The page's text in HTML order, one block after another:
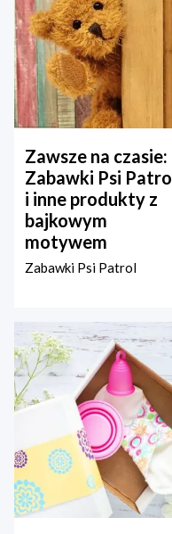
Zawsze na czasie:
Zabawki Psi Patrol
i inne produkty z
bajkowym
motywem
Zabawki Psi Patrol